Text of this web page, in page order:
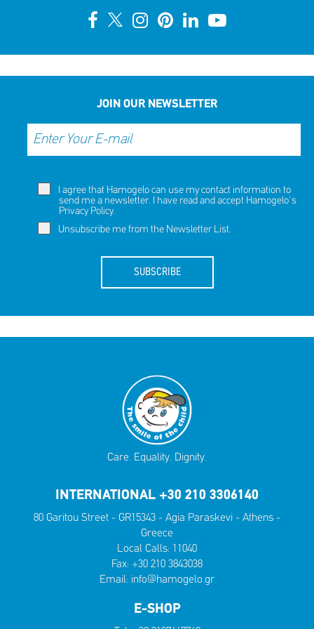
JOIN OUR NEWSLETTER
I agree that Hamogelo can use my contact information to
send me a newsletter. I have read and accept Hamogelo's
Privacy Policy.
Unsubscribe me from the Newsletter List.
SUBSCRIBE
Care. Equality. Dignity.
INTERNATIONAL +30 210 3306140
80 Garitou Street - GR15343 - Agia Paraskevi - Athens -
Greece
Local Calls: 11040
Fax: +30 210 3843038
Email: info@hamogelo.gr
E-SHOP